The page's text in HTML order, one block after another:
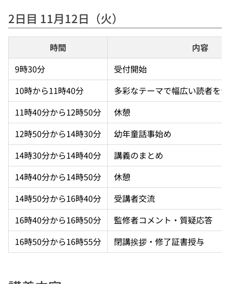
2日目 11月12日（火）
時間
内容
9時30分
受付開始
10時から11時40分
多彩なテーマで幅広い読者を
11時40分から12時50分
休憩
12時50分から14時30分
幼年童話事始め
14時30分から14時40分
講義のまとめ
14時40分から14時50分
休憩
14時50分から16時40分
受講者交流
16時40分から16時50分
監修者コメント・質疑応答
16時50分から16時55分
閉講挨拶・修了証書授与